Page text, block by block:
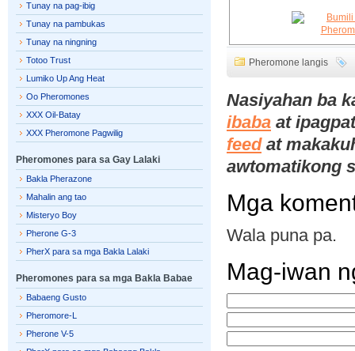
Pheromone langis
Nasiyahan ba
ibaba at
feedat
awtomatikong
Mga
Wala puna pa.
Mag-iwan
Tunay na pag-ibig
Tunay na pambukas
Tunay na ningning
Totoo Trust
Lumiko Up Ang Heat
Oo Pheromones
XXX Oil-Batay
XXX Pheromone Pagwilig
Pheromones para sa Gay Lalaki
Bakla Pherazone
Mahalin ang tao
Misteryo Boy
Pherone G-3
PherX para sa mga Bakla Lalaki
Pheromones para sa mga Bakla Babae
Babaeng Gusto
Pheromore-L
Pherone V-5